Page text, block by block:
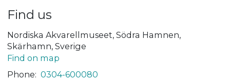
Find us
Nordiska Akvarellmuseet, Södra Hamnen,
Skärhamn, Sverige
Find on map
Phone: 0304-600080